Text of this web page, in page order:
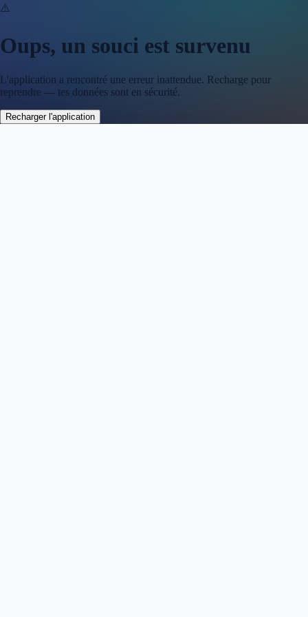
⚠️
Oups, un souci est survenu
L'application a rencontré une erreur inattendue. Recharge pour
reprendre — tes données sont en sécurité.
Recharger l'application